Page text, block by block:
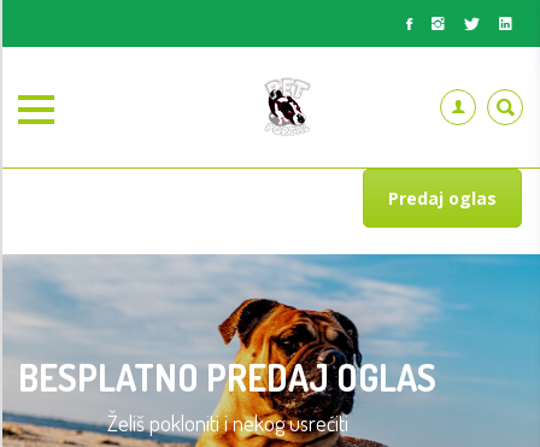
Predaj oglas
BESPLATNO PREDAJ OGLAS
Želiš pokloniti i nekog usrećiti